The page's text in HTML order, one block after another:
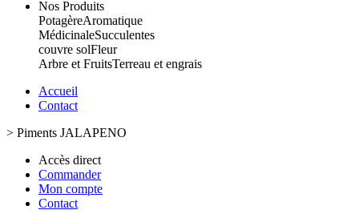
Nos Produits
PotagèreAromatique
MédicinaleSucculentes
couvre solFleur
Arbre et FruitsTerreau et engrais
Accueil
Contact
> Piments JALAPENO
Accès direct
Commander
Mon compte
Contact